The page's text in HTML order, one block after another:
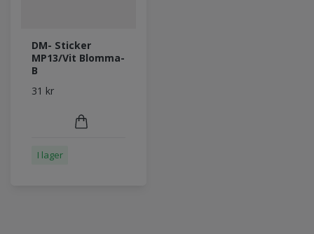
DM- Sticker
MP13/Vit Blomma-
B
31 kr
I lager